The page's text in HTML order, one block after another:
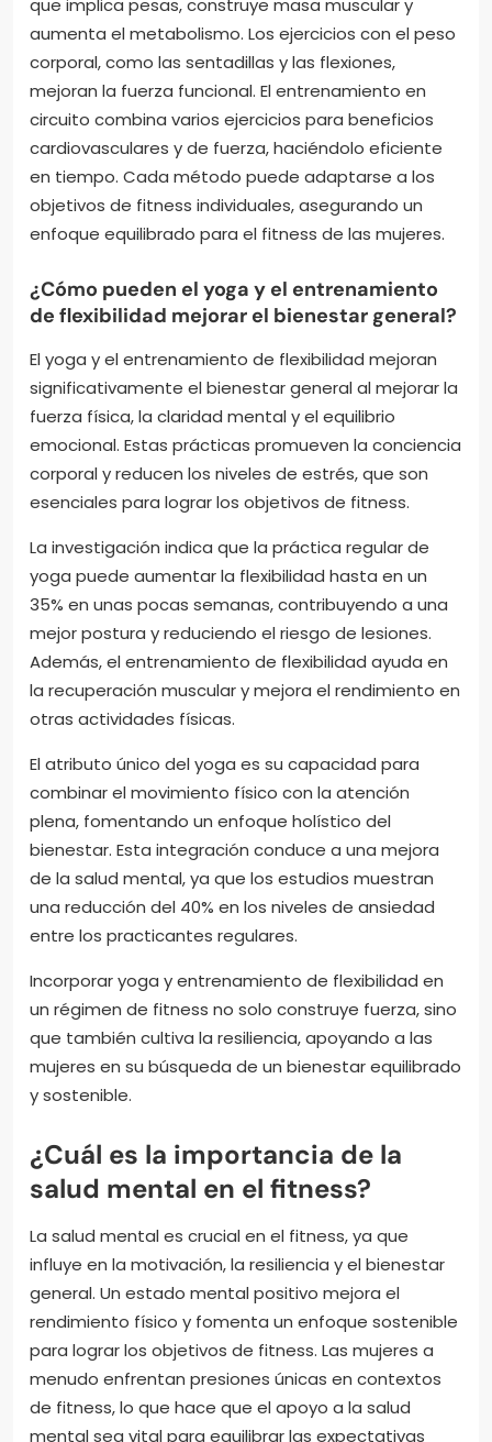
que implica pesas, construye masa muscular y
aumenta el metabolismo. Los ejercicios con el peso
corporal, como las sentadillas y las flexiones,
mejoran la fuerza funcional. El entrenamiento en
circuito combina varios ejercicios para beneficios
cardiovasculares y de fuerza, haciéndolo eficiente
en tiempo. Cada método puede adaptarse a los
objetivos de fitness individuales, asegurando un
enfoque equilibrado para el fitness de las mujeres.
¿Cómo pueden el yoga y el entrenamiento
de flexibilidad mejorar el bienestar general?
El yoga y el entrenamiento de flexibilidad mejoran
significativamente el bienestar general al mejorar la
fuerza física, la claridad mental y el equilibrio
emocional. Estas prácticas promueven la conciencia
corporal y reducen los niveles de estrés, que son
esenciales para lograr los objetivos de fitness.
La investigación indica que la práctica regular de
yoga puede aumentar la flexibilidad hasta en un
35% en unas pocas semanas, contribuyendo a una
mejor postura y reduciendo el riesgo de lesiones.
Además, el entrenamiento de flexibilidad ayuda en
la recuperación muscular y mejora el rendimiento en
otras actividades físicas.
El atributo único del yoga es su capacidad para
combinar el movimiento físico con la atención
plena, fomentando un enfoque holístico del
bienestar. Esta integración conduce a una mejora
de la salud mental, ya que los estudios muestran
una reducción del 40% en los niveles de ansiedad
entre los practicantes regulares.
Incorporar yoga y entrenamiento de flexibilidad en
un régimen de fitness no solo construye fuerza, sino
que también cultiva la resiliencia, apoyando a las
mujeres en su búsqueda de un bienestar equilibrado
y sostenible.
¿Cuál es la importancia de la
salud mental en el fitness?
La salud mental es crucial en el fitness, ya que
influye en la motivación, la resiliencia y el bienestar
general. Un estado mental positivo mejora el
rendimiento físico y fomenta un enfoque sostenible
para lograr los objetivos de fitness. Las mujeres a
menudo enfrentan presiones únicas en contextos
de fitness, lo que hace que el apoyo a la salud
mental sea vital para equilibrar las expectativas